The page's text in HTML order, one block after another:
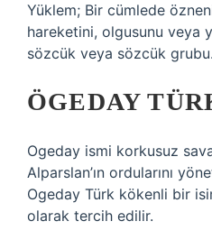
Yüklem; Bir cümlede
hareketini, olgusunu veya
sözcük veya sözcük grubu.
ÖGEDAY
Ogeday ismi korkusuz
Alparslan’ın ordularını
Ogeday Türk kökenli bir
olarak tercih edilir.